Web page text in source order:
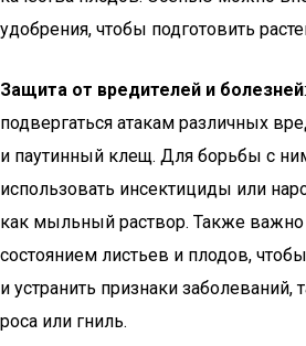
удобрения, чтобы подготовить
Защита от вредителей и болезней
подвергаться атакам различных
и паутинный клещ. Для борьбы с
использовать инсектициды или
как мыльный раствор. Также важно
состоянием листьев и плодов,
и устранить признаки заболеваний,
роса или гниль.